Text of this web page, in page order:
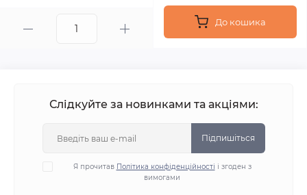
До кошика
Слідкуйте за новинками та акціями:
Підпишіться
Я прочитав Політика конфіденційності і згоден з
вимогами